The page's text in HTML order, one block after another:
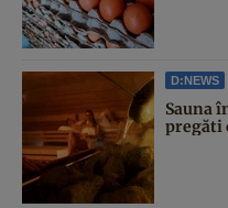
D:NEWS
Sauna
pregăti